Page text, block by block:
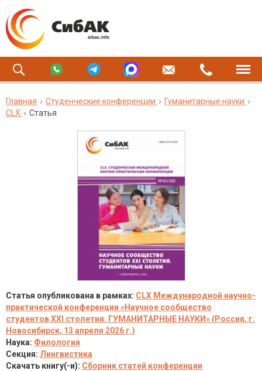
Главная Студенческие конференции
Гуманитарные науки
CLX
Статья
Статья опубликована в рамках: CLX Международной научно-
практической конференции «Научное сообщество
студентов XXI столетия. ГУМАНИТАРНЫЕ НАУКИ» (Россия, г.
Новосибирск, 13 апреля 2026 г.)
Наука: Филология
Секция: Лингвистика
Скачать книгу(-и): Сборник статей конференции